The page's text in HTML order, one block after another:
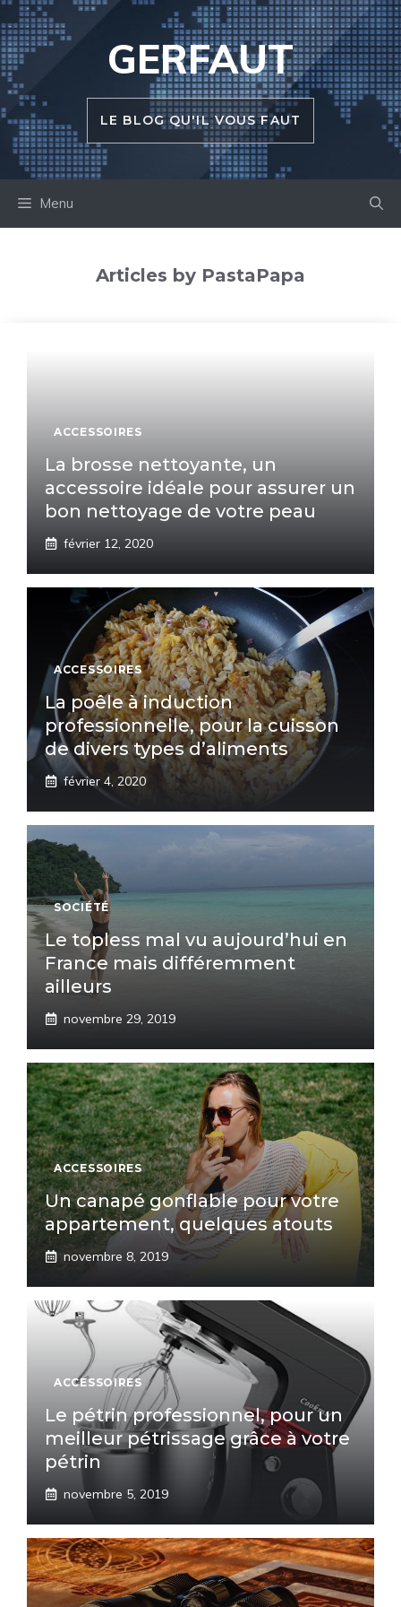
Aller
au
contenu
GERFAUT
LE BLOG QU'IL VOUS FAUT
Menu
Articles by PastaPapa
ACCESSOIRES
La brosse nettoyante, un
accessoire idéale pour assurer un
bon nettoyage de votre peau
février 12, 2020
ACCESSOIRES
La poêle à induction
professionnelle, pour la cuisson
de divers types d’aliments
février 4, 2020
SOCIÉTÉ
Le topless mal vu aujourd’hui en
France mais différemment
ailleurs
novembre 29, 2019
ACCESSOIRES
Un canapé gonflable pour votre
appartement, quelques atouts
novembre 8, 2019
ACCESSOIRES
Le pétrin professionnel, pour un
meilleur pétrissage grâce à votre
pétrin
novembre 5, 2019